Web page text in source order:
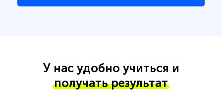
У нас удобно учиться и
получать результат